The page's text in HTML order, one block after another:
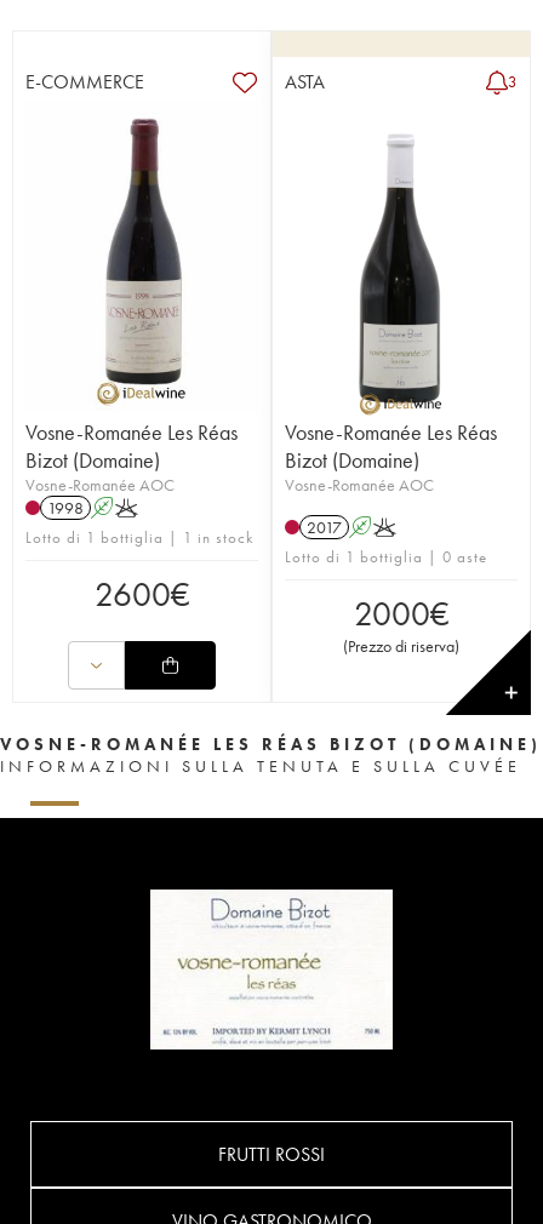
E-COMMERCE
Vosne-Romanée Les Réas
Bizot (Domaine)
Vosne-Romanée AOC
1998 AK
Lotto di 1 bottiglia | 1 in stock
2600€
ASTA 3
Vosne-Romanée Les Réas
Bizot (Domaine)
Vosne-Romanée AOC
2017 AK
Lotto di 1 bottiglia | 0 aste
2000€
(Prezzo di riserva)
✕
VOSNE-ROMANÉE LES RÉAS BIZOT (DOMAINE)
INFORMAZIONI SULLA TENUTA E SULLA CUVÉE
FRUTTI ROSSI